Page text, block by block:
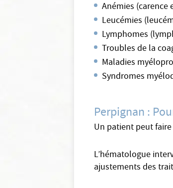
Anémies (carence
Leucémies
Lymphomes
Troubles de la
Maladies
Syndromes
Perpignan :
Un patient peut
L’hématologue
ajustements des